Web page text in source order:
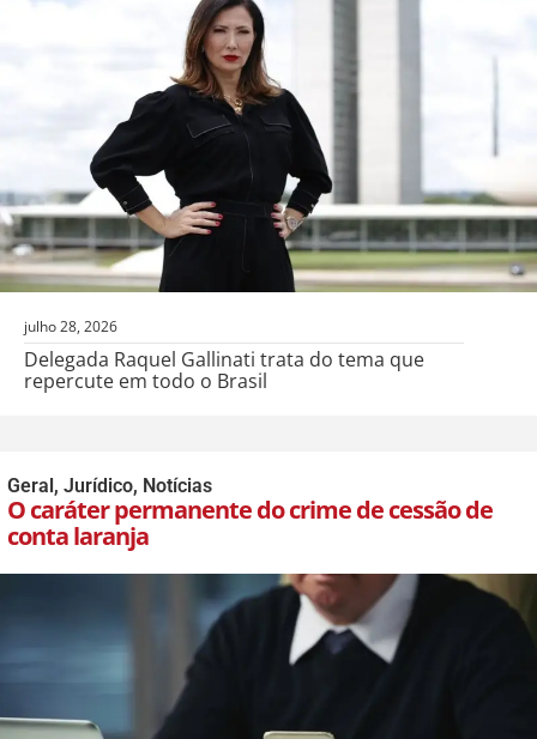
julho 28, 2026
Delegada Raquel Gallinati trata do tema que
repercute em todo o Brasil
Geral, Jurídico, Notícias
O caráter permanente do crime de cessão de
conta laranja